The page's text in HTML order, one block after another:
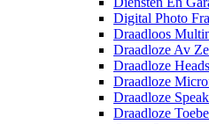
Digital Photo
Draadloos
Draadloze Av
Draadloze
Draadloze
Draadloze
Draadloze